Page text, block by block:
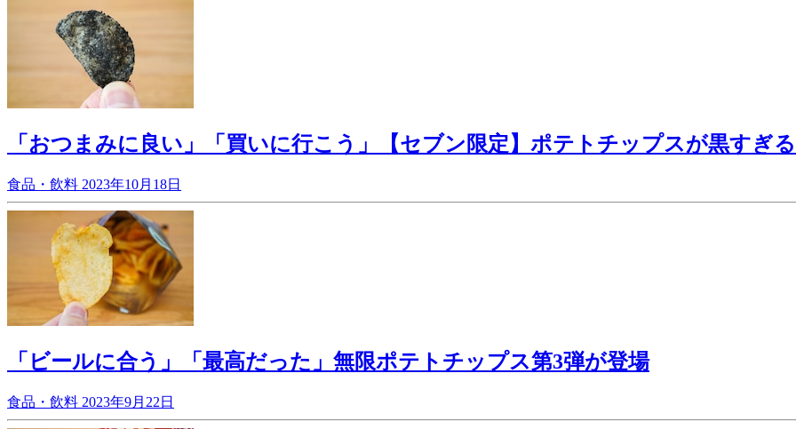
「おつまみに良い」「買いに行こう」【セブン限定】ポテトチップスが黒すぎる
食品・飲料 2023年10月18日
「ビールに合う」「最高だった」無限ポテトチップス第3弾が登場
食品・飲料 2023年9月22日